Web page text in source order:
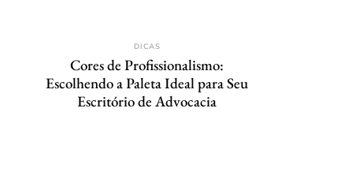
DICAS
Cores de Profissionalismo:
Escolhendo a Paleta Ideal para Seu
Escritório de Advocacia